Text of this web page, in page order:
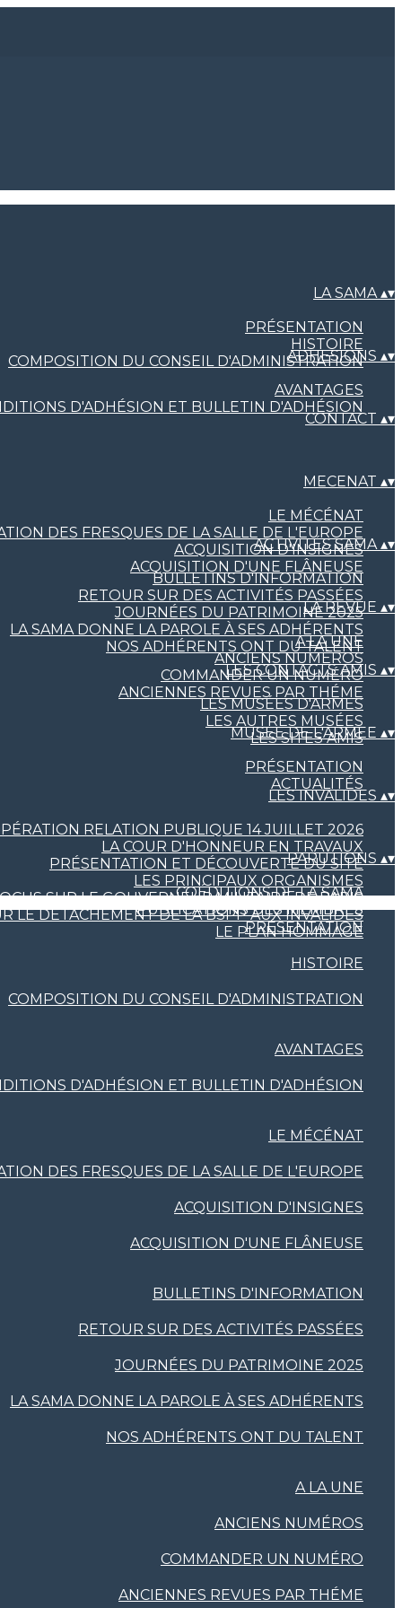
LA SAMA▴▾
PRÉSENTATION
HISTOIRE
COMPOSITION DU CONSEIL D'ADMINISTRATION
ADHESIONS ▴▾
AVANTAGES
D'ADHÉSION ET BULLETIN D'ADHÉSION
CONTACT ▴▾
MECENAT ▴▾
LE MÉCÉNAT
DES FRESQUES DE LA SALLE DE L'EUROPE
ACQUISITION D'INSIGNES
ACQUISITION D'UNE FLÂNEUSE
ACTIVITÉS SAMA▴▾
BULLETINS D'INFORMATION
RETOUR SUR DES ACTIVITÉS PASSÉES
JOURNÉES DU PATRIMOINE 2025
LA SAMA DONNE LA PAROLE À SES ADHÉRENTS
NOS ADHÉRENTS ONT DU TALENT
LA REVUE ▴▾
A LA UNE
ANCIENS NUMÉROS
COMMANDER UN NUMÉRO
ANCIENNES REVUES PAR THÉME
LES CONTACTS AMIS ▴▾
LES MUSÉES D'ARMES
LES AUTRES MUSÉES
LES SITES AMIS
MUSEE DE L'ARMEE ▴▾
PRÉSENTATION
ACTUALITÉS
LES INVALIDES ▴▾
RELATION PUBLIQUE 14 JUILLET 2026
LA COUR D'HONNEUR EN TRAVAUX
PRÉSENTATION ET DÉCOUVERTE DU SITE
LES PRINCIPAUX ORGANISMES
SUR LE GOUVERNEUR MILITAIRE DE PARIS
LE DÉTACHEMENT DE LA BSPP AUX INVALIDES
LE PLAN HOMMAGE
PARUTIONS ▴▾
COÉDITIONS DE LA SAMA
PUBLICATIONS DES MEMBRES
PRÉSENTATION
HISTOIRE
COMPOSITION DU CONSEIL D'ADMINISTRATION
AVANTAGES
D'ADHÉSION ET BULLETIN D'ADHÉSION
LE MÉCÉNAT
DES FRESQUES DE LA SALLE DE L'EUROPE
ACQUISITION D'INSIGNES
ACQUISITION D'UNE FLÂNEUSE
BULLETINS D'INFORMATION
RETOUR SUR DES ACTIVITÉS PASSÉES
JOURNÉES DU PATRIMOINE 2025
LA SAMA DONNE LA PAROLE À SES ADHÉRENTS
NOS ADHÉRENTS ONT DU TALENT
A LA UNE
ANCIENS NUMÉROS
COMMANDER UN NUMÉRO
ANCIENNES REVUES PAR THÉME